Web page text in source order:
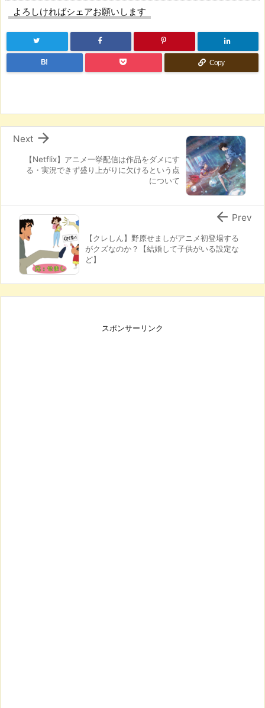
よろしければシェアお願いします
B! Copy
【Netflix】アニメ一挙配信は作品をダメにす
る・実況できず盛り上がりに欠けるという点
について

Next
【クレしん】野原せましがアニメ初登場する
がクズなのか？【結婚して子供がいる設定な
ど】
 Prev
スポンサーリンク